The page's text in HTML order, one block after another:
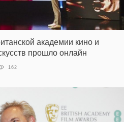
академии кино и
прошло онлайн
162